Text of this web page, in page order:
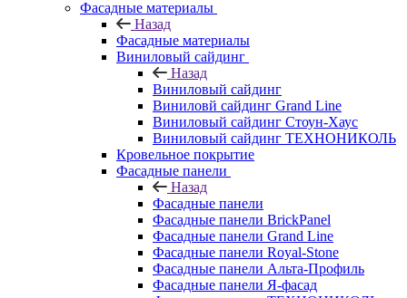
Фасадные материалы
Назад
Фасадные материалы
Виниловый сайдинг
Назад
Виниловый сайдинг
Виниловй сайдинг Grand Line
Виниловый сайдинг Стоун-Хаус
Виниловый сайдинг ТЕХНОНИКОЛЬ
Кровельное покрытие
Фасадные панели
Назад
Фасадные панели
Фасадные панели BrickPanel
Фасадные панели Grand Line
Фасадные панели Royal-Stone
Фасадные панели Альта-Профиль
Фасадные панели Я-фасад